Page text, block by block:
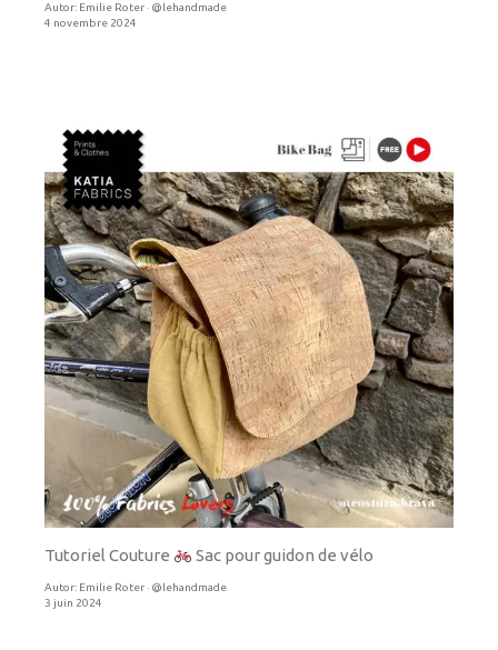
Autor: Emilie Roter · @lehandmade
4 novembre 2024
Tutoriel Couture Sac pour guidon de vélo
Autor: Emilie Roter · @lehandmade
3 juin 2024